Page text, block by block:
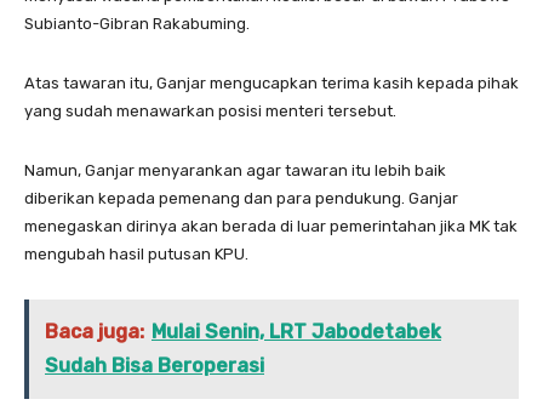
Subianto-Gibran Rakabuming.
Atas tawaran itu, Ganjar mengucapkan terima kasih kepada pihak
yang sudah menawarkan posisi menteri tersebut.
Namun, Ganjar menyarankan agar tawaran itu lebih baik
diberikan kepada pemenang dan para pendukung. Ganjar
menegaskan dirinya akan berada di luar pemerintahan jika MK tak
mengubah hasil putusan KPU.
Baca juga: Mulai Senin, LRT Jabodetabek
Sudah Bisa Beroperasi